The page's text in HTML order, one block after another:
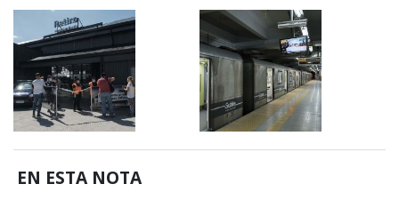
EN ESTA NOTA